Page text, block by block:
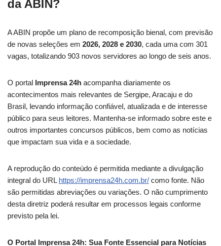
da ABIN?
A ABIN propõe um plano de recomposição bienal, com previsão
de novas seleções em 2026, 2028 e 2030, cada uma com 301
vagas, totalizando 903 novos servidores ao longo de seis anos.
O portal Imprensa 24h acompanha diariamente os
acontecimentos mais relevantes de Sergipe, Aracaju e do
Brasil, levando informação confiável, atualizada e de interesse
público para seus leitores. Mantenha-se informado sobre este e
outros importantes concursos públicos, bem como as notícias
que impactam sua vida e a sociedade.
A reprodução do conteúdo é permitida mediante a divulgação
integral do URL https://imprensa24h.com.br/ como fonte. Não
são permitidas abreviações ou variações. O não cumprimento
desta diretriz poderá resultar em processos legais conforme
previsto pela lei.
O Portal Imprensa 24h: Sua Fonte Essencial para Notícias